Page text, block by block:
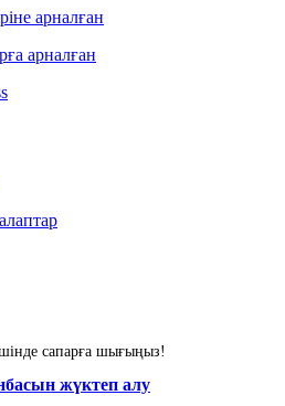
арналған
арналған
сапарға шығыңыз!
жүктеп алу